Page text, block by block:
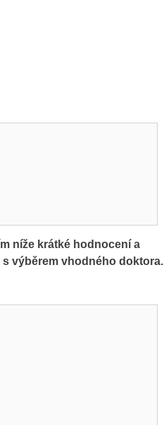
níže krátké hodnocení a
výběrem vhodného doktora.